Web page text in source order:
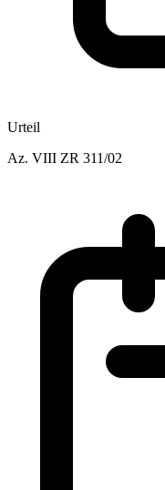
Urteil
Az. VIII ZR 311/02